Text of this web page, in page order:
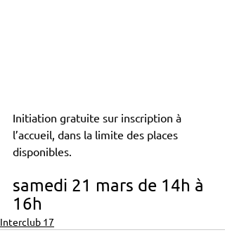
Initiation gratuite sur inscription à
l’accueil, dans la limite des places
disponibles.
samedi 21 mars de 14h à
16h
Interclub 17